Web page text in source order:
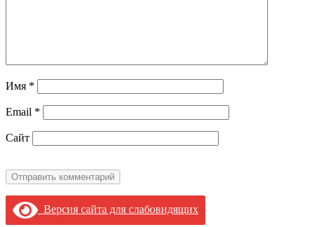
Имя *
Email *
Сайт
Версия сайта для слабовидящих